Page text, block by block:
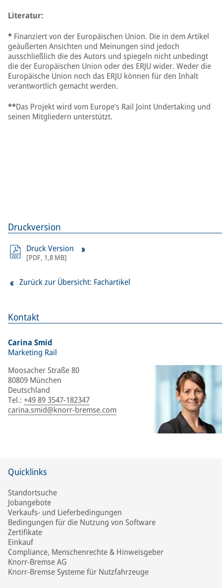
Kontakt
Carina Smid
Marketing Rail
Moosacher Straße 80
80809 München
Deutschland
Tel.: +49 89 3547-182347
carina.smid@knorr-bremse.com
Literatur:
* Finanziert von der Europäischen Union. Die in dem Artikel
geäußerten Ansichten und Meinungen sind jedoch
ausschließlich die des Autors und spiegeln nicht unbedingt
die der Europäischen Union oder des ERJU wider. Weder die
Europäische Union noch das ERJU können für den Inhalt
verantwortlich gemacht werden.
**Das Projekt wird vom Europe’s Rail Joint Undertaking und
seinen Mitgliedern unterstützt.
Druckversion
Druck Version
[PDF, 1,8 MB]
Zurück zur Übersicht: Fachartikel
Quicklinks
Standortsuche
Jobangebote
Verkaufs- und Lieferbedingungen
Bedingungen für die Nutzung von Software
Zertifikate
Einkauf
Compliance, Menschenrechte & Hinweisgeber
Knorr-Bremse AG
Knorr-Bremse Systeme für Nutzfahrzeuge